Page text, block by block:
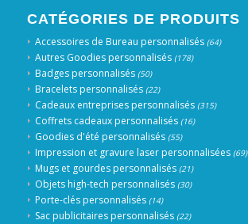
CATÉGORIES DE PRODUITS
Accessoires de Bureau personnalisés (64)
Autres Goodies personnalisés (178)
Badges personnalisés (50)
Bracelets personnalisés (22)
Cadeaux entreprises personnalisés (315)
Coffrets cadeaux personnalisés (16)
Goodies d'été personnalisés (55)
Impression et gravure laser personnalisées (69)
Mugs et gourdes personnalisés (21)
Objets high-tech personnalisés (30)
Porte-clés personnalisés (14)
Sac publicitaires personnalisés (22)